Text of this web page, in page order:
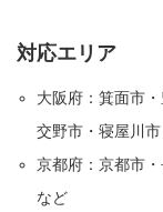
対応エリア
大阪府：箕面市
交野市・寝屋川
京都府：京都市
など